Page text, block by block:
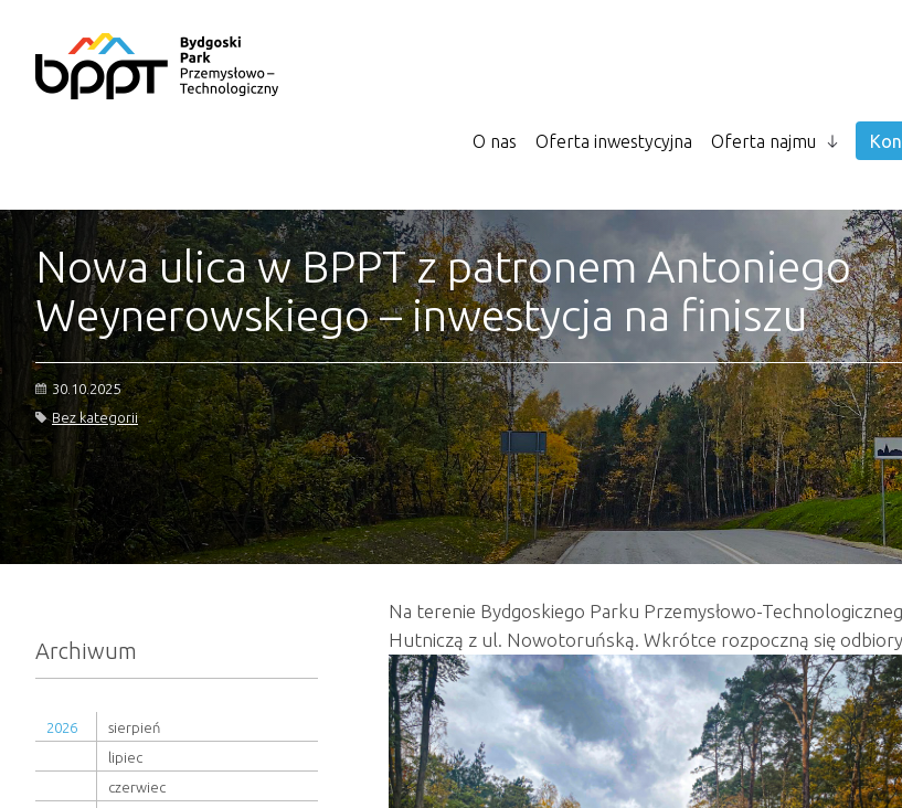
O nas Oferta inwestycyjna Oferta najmu
Nowa ulica w BPPT z patronem Antoniego
Weynerowskiego – inwestycja na finiszu
30.10.2025
Bez kategorii
Na terenie Bydgoskiego Parku Przemysłowo-
Hutniczą z ul. Nowotoruńską. Wkrótce rozpoczną się
Archiwum
2026
sierpień
lipiec
czerwiec